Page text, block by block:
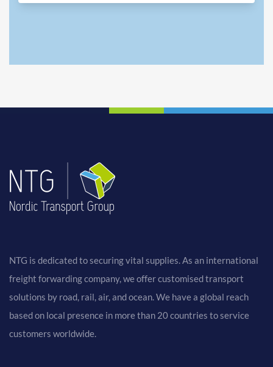
NTG is dedicated to securing vital supplies. As an international
freight forwarding company, we offer customised transport
solutions by road, rail, air, and ocean. We have a global reach
based on local presence in more than 20 countries to service
customers worldwide.